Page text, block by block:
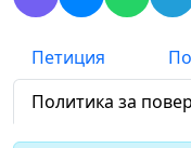
Петиция
Политика за